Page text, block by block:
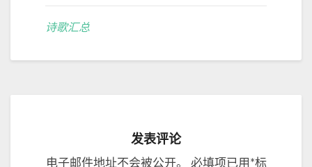
诗歌汇总
发表评论
电子邮件地址不会被公开。 必填项已用 *标